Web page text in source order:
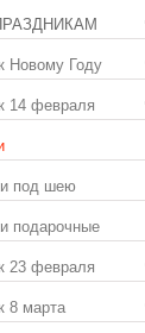
Новому Году
14 февраля
под шею
подарочные
23 февраля
8 марта